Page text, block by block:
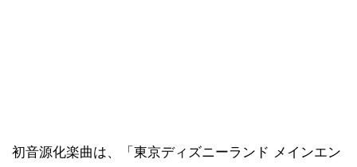
初音源化楽曲は、「東京ディズニーランド メインエン